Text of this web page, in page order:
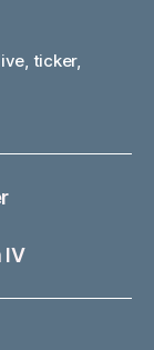
ticker,
IV